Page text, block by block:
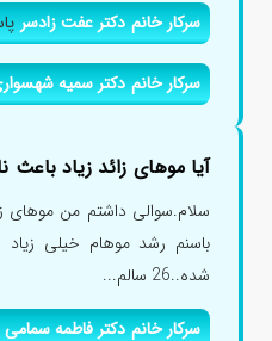
سرکار خانم دکتر عفت زادسر
سرکار خانم دکتر سمیه
آیا موهای زائد زیاد باعث
سلام.سوالی داشتم من موهای
باسنم رشد موهام خیلی
شده..26 سالم...
سرکار خانم دکتر فاطمه سمامی